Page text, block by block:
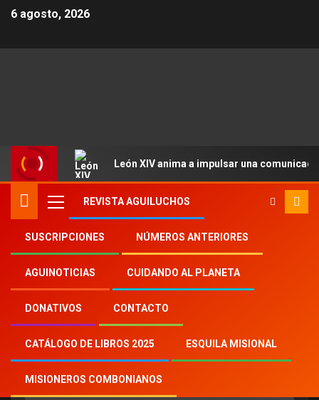
6 agosto, 2026
León XIV anima a impulsar una
REVISTA AGUILUCHOS
SUSCRIPCIONES NÚMEROS ANTERIORES
AGUINOTICIAS CUIDANDO AL PLANETA
DONATIVOS CONTACTO
CATÁLOGO DE LIBROS 2025 ESQUILA MISIONAL
MISIONEROS COMBONIANOS
Inicio Aguinoticias cumpleaños del Papa
cumpleaños del Papa